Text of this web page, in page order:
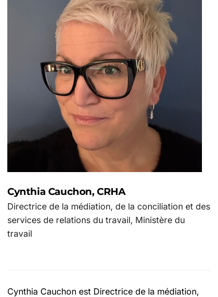
Cynthia Cauchon, CRHA
Directrice de la médiation, de la conciliation et des
services de relations du travail, Ministère du
travail
Cynthia Cauchon est Directrice de la médiation,